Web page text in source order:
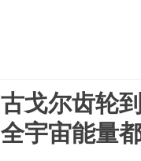
古戈尔齿轮
全宇宙能量